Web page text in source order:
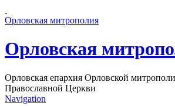
Орловская митрополия
Орловская
Орловская епархия Орловской
Православной Церкви
Navigation